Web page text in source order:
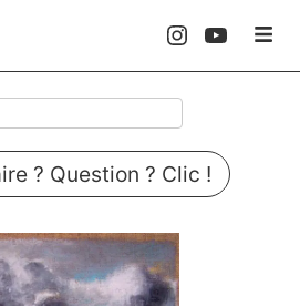
? Question ? Clic !